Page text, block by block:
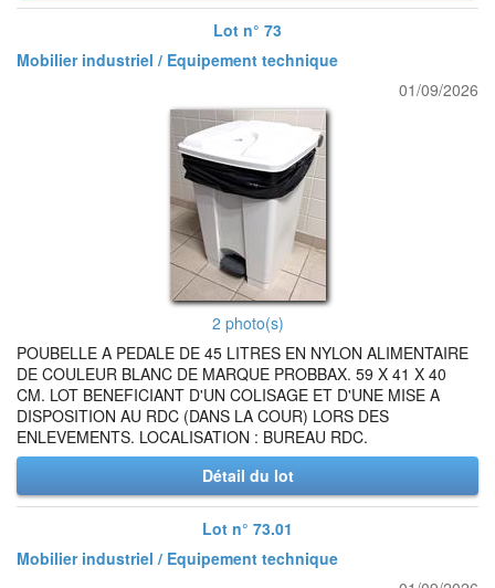
Lot n° 73
Mobilier industriel / Equipement technique
01/09/2026
2 photo(s)
POUBELLE A PEDALE DE 45 LITRES EN NYLON ALIMENTAIRE
DE COULEUR BLANC DE MARQUE PROBBAX. 59 X 41 X 40
CM. LOT BENEFICIANT D'UN COLISAGE ET D'UNE MISE A
DISPOSITION AU RDC (DANS LA COUR) LORS DES
ENLEVEMENTS. LOCALISATION : BUREAU RDC.
Détail du lot
Lot n° 73.01
Mobilier industriel / Equipement technique